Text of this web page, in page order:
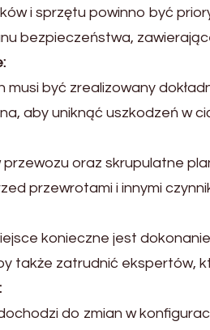
i sprzętu powinno być
bezpieczeństwa,
być zrealizowany
aby uniknąć uszkodzeń w
oraz skrupulatne
przewrotami i innymi
konieczne jest
także zatrudnić
do zmian w